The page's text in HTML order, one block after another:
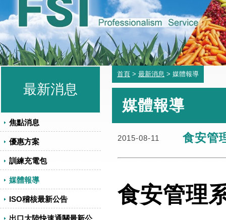
最新消息
焦點消息
優惠方案
訓練充電包
媒體報導
ISO稽核最新公告
出口大陸快速通關最新公
首頁 > 最新消息 > 媒體報導
媒體報導
2015-08-11 食安管
食安管理